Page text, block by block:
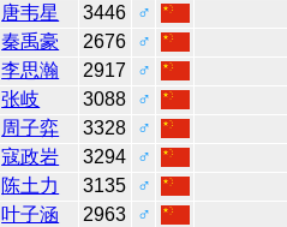
唐韦星 3446
♂
秦禹豪 2676
♂
李思瀚 2917
♂
张岐 3088
♂
周子弈 3328
♂
寇政岩 3294
♂
陈土力 3135
♂
叶子涵 2963
♂